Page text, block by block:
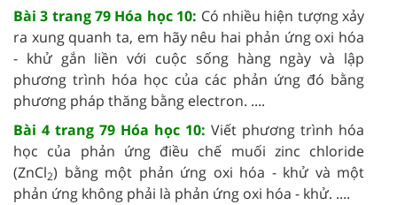
Bài 3 trang 79 Hóa học 10: Có nhiều hiện tượng xảy
ra xung quanh ta, em hãy nêu hai phản ứng oxi hóa
- khử gắn liền với cuộc sống hàng ngày và lập
phương trình hóa học của các phản ứng đó bằng
phương pháp thăng bằng electron. ....
Bài 4 trang 79 Hóa học 10: Viết phương trình hóa
học của phản ứng điều chế muối zinc chloride
(ZnCl2) bằng một phản ứng oxi hóa - khử và một
phản ứng không phải là phản ứng oxi hóa - khử. ....